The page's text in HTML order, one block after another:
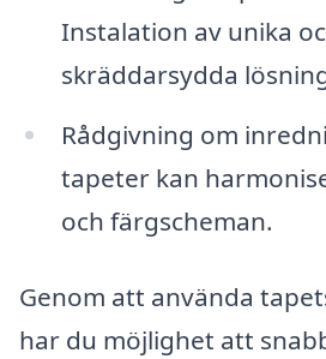
Instalation av unika
skräddarsydda
Rådgivning om
tapeter kan
och färgscheman.
Genom att använda
har du möjlighet att